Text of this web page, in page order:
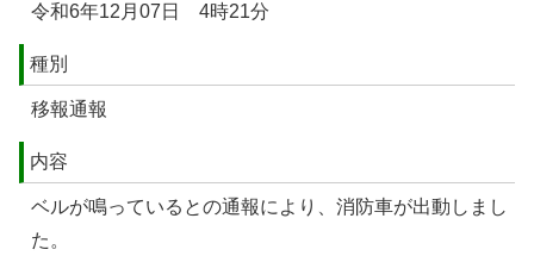
令和6年12月07日 4時21分
種別
移報通報
内容
ベルが鳴っているとの通報により、消防車が出動しまし
た。